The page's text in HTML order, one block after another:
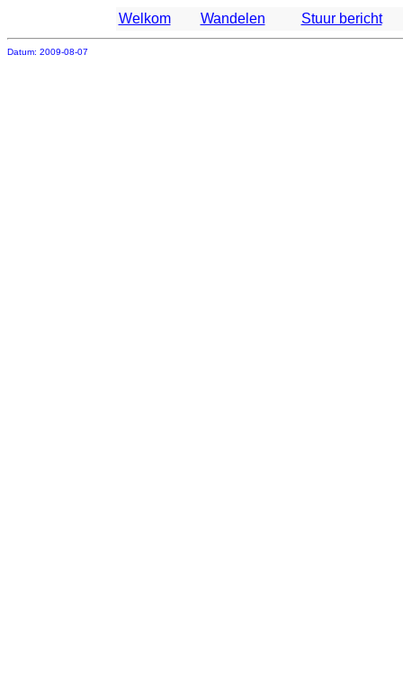
Welkom Wandelen Stuur bericht
Datum: 2009-08-07